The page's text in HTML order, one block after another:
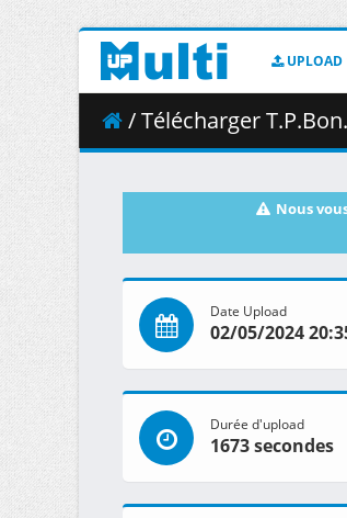
UPLOAD
/ Télécharger
Nous
Date Upload
02/05/2024
Durée d'upload
1673 secondes